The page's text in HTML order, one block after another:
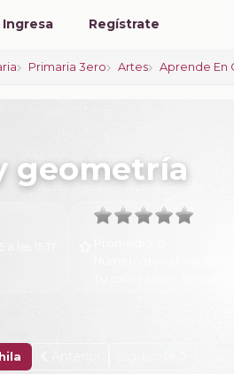
Ingresa Regístrate
Primaria 3ero Artes Aprende En
geometría